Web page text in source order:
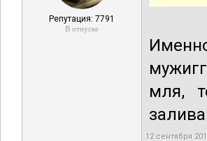
Репутация: 7791
В отпуске
мля,
12 сентября